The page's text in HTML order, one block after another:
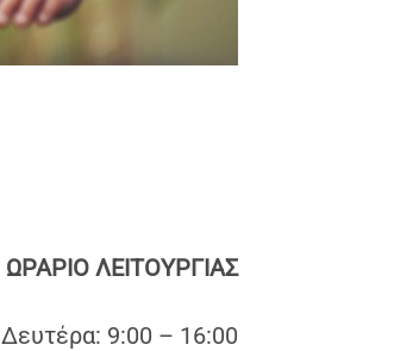
ΩΡΑΡΙΟ ΛΕΙΤΟΥΡΓΙΑΣ
Δευτέρα: 9:00 – 16:00